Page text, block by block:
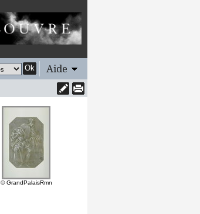
Ok Aide
© GrandPalaisRmn